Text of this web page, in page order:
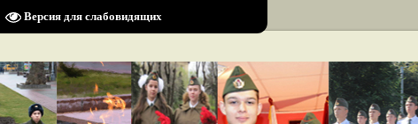
Версия для слабовидящих